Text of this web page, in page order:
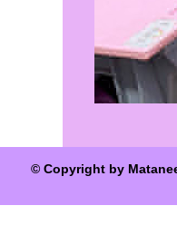
© Copyright by